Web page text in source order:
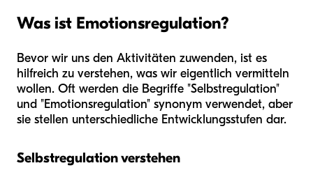
Was ist Emotionsregulation?
Bevor wir uns den Aktivitäten zuwenden, ist es
hilfreich zu verstehen, was wir eigentlich vermitteln
wollen. Oft werden die Begriffe "Selbstregulation"
und "Emotionsregulation" synonym verwendet, aber
sie stellen unterschiedliche Entwicklungsstufen dar.
Selbstregulation verstehen